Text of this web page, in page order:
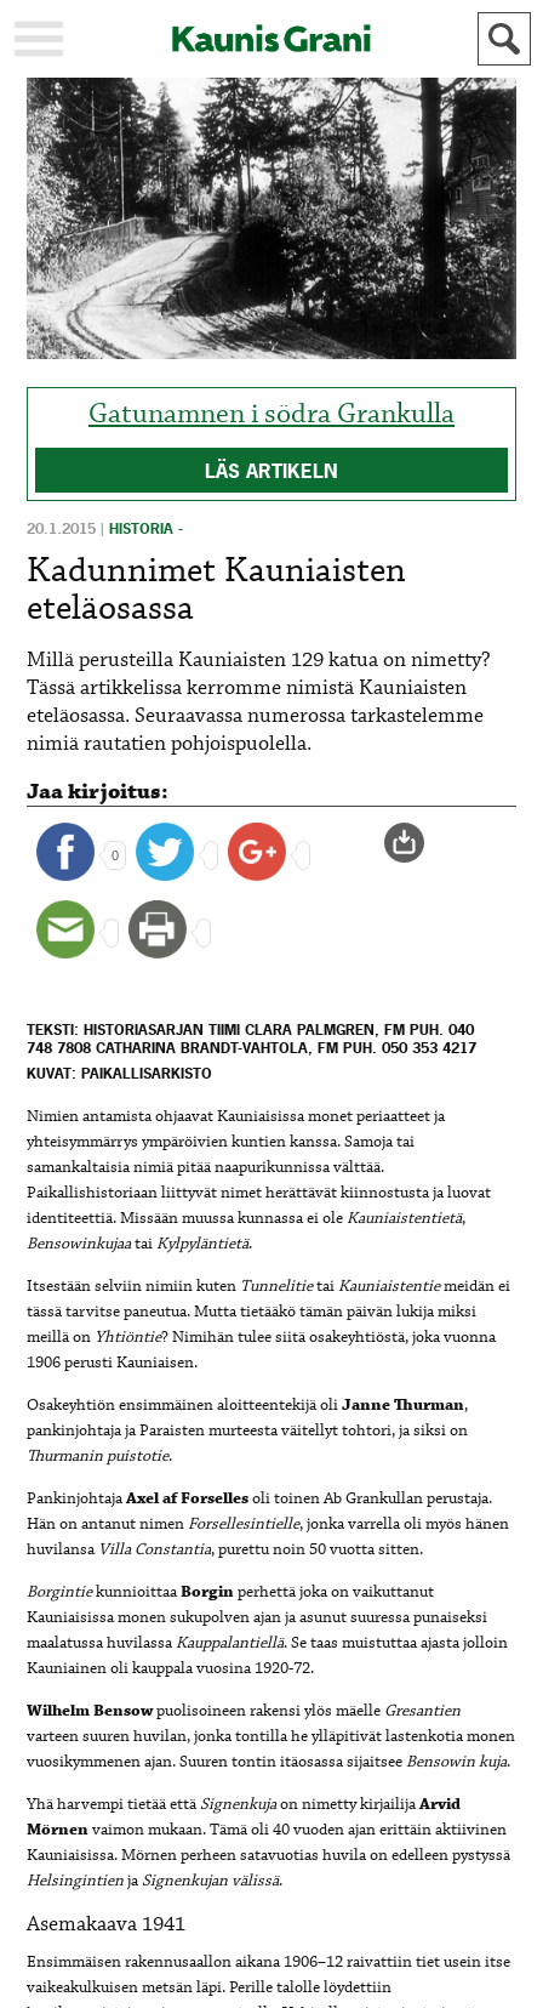
KAUPUNKI
STADEN
AJANKOHTAISTA
AKTUELLT
URHEILU
IDROTT
KULTTUURI
KULTUR
HISTORIA
HISTORIA
YLEINEN
ALLMÄN
MAINOSTAJILLE
FÖR
ANNONSÖRER
Gatunamnen i södra Grankulla
LÄS ARTIKELN
20.1.2015 |HISTORIA -
Kadunnimet Kauniaisten
eteläosassa
Millä perusteilla Kauniaisten 129 katua on nimetty?
Tässä artikkelissa kerromme nimistä Kauniaisten
eteläosassa. Seuraavassa numerossa tarkastelemme
nimiä rautatien pohjoispuolella.
Jaa kirjoitus:
0
TEKSTI: HISTORIASARJAN TIIMI CLARA PALMGREN, FM PUH. 040
748 7808 CATHARINA BRANDT-VAHTOLA, FM PUH. 050 353 4217
KUVAT: PAIKALLISARKISTO
Nimien antamista ohjaavat Kauniaisissa monet periaatteet ja
yhteisymmärrys ympäröivien kuntien kanssa. Samoja tai
samankaltaisia nimiä pitää naapurikunnissa välttää.
Paikallishistoriaan liittyvät nimet herättävät kiinnostusta ja luovat
identiteettiä. Missään muussa kunnassa ei oleKauniaistentietä,
BensowinkujaataiKylpyläntietä.
Itsestään selviin nimiin kuten TunnelitietaiKauniaistentiemeidän ei
tässä tarvitse paneutua. Mutta tietääkö tämän päivän lukija miksi
meillä on Yhtiöntie? Nimihän tulee siitä osakeyhtiöstä, joka vuonna
1906 perusti Kauniaisen.
Osakeyhtiön ensimmäinen aloitteentekijä oliJanneThurman,
pankinjohtaja ja Paraisten murteesta väitellyt tohtori, ja siksi on
Thurmanin puistotie.
PankinjohtajaAxelafForsellesoli toinen Ab Grankullan perustaja.
Hän on antanut nimenForsellesintielle, jonka varrella oli myös hänen
huvilansa Villa Constantia, purettu noin 50 vuotta sitten.
BorgintiekunnioittaaBorginperhettä joka on vaikuttanut
Kauniaisissa monen sukupolven ajan ja asunut suuressa punaiseksi
maalatussa huvilassaKauppalantiellä. Se taas muistuttaa ajasta jolloin
Kauniainen oli kauppala vuosina 1920-72.
WilhelmBensowpuolisoineen rakensi ylös mäelle Gresantien
varteen suuren huvilan, jonka tontilla he ylläpitivät lastenkotia monen
vuosikymmenen ajan. Suuren tontin itäosassa sijaitseeBensowinkuja.
Yhä harvempi tietää ettäSignenkujaon nimetty kirjailijaArvid
Mörnenvaimon mukaan. Tämä oli 40 vuoden ajan erittäin aktiivinen
Kauniaisissa. Mörnen perheen satavuotias huvila on edelleen pystyssä
HelsingintienjaSignenkujan välissä.
Asemakaava 1941
Ensimmäisen rakennusaallon aikana 1906–12 raivattiin tiet usein itse
vaikeakulkuisen metsän läpi. Perille talolle löydettiin